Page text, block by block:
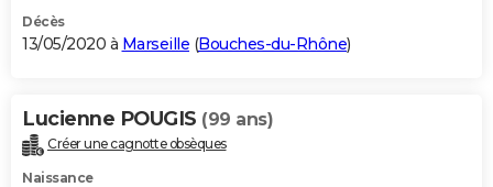
Décès
13/05/2020 à Marseille (Bouches-du-Rhône)
Lucienne POUGIS (99 ans)
Créer une cagnotte obsèques
Naissance